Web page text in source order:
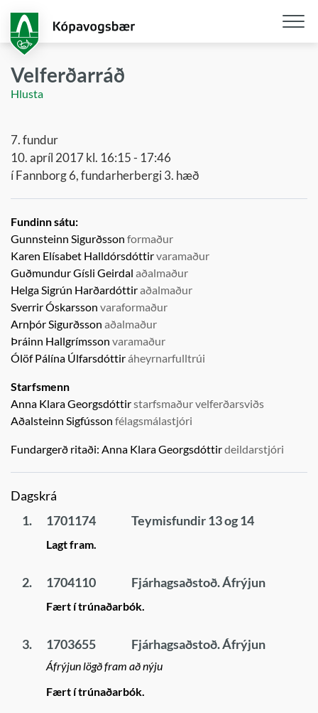
aðalefni
Velferðarráð
Hlusta
7. fundur
10. apríl 2017 kl. 16:15 - 17:46
í Fannborg 6, fundarherbergi 3. hæð
Fundinn sátu:
Gunnsteinn Sigurðsson formaður
Karen Elísabet Halldórsdóttirvaramaður
Guðmundur Gísli Geirdal aðalmaður
Helga Sigrún Harðardóttiraðalmaður
Sverrir Óskarsson varaformaður
Arnþór Sigurðsson aðalmaður
Þráinn Hallgrímsson varamaður
Ólöf Pálína Úlfarsdóttiráheyrnarfulltrúi
Starfsmenn
Anna Klara Georgsdóttirstarfsmaður velferðarsviðs
Aðalsteinn Sigfússon félagsmálastjóri
Fundargerð ritaði: Anna Klara Georgsdóttirdeildarstjóri
Dagskrá
1. 1701174 Teymisfundir 13 og 14
Lagt fram.
2. 1704110 Fjárhagsaðstoð. Áfrýjun
Fært í trúnaðarbók.
3. 1703655 Fjárhagsaðstoð. Áfrýjun
Áfrýjun lögð fram að nýju
Fært í trúnaðarbók.
Opna